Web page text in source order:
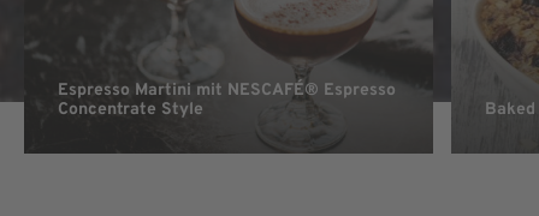
Espresso Martini mit NESCAFÉ® Espresso
Concentrate Style